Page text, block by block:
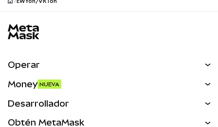
Operar
Money NUEVA
Desarrollador
Obtén MetaMask